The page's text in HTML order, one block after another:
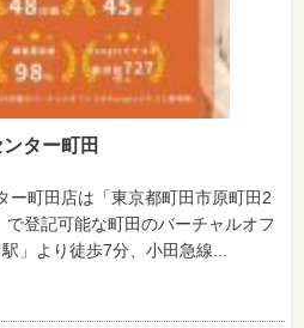
ター町田
ー町田店は「東京都町田市原町田2
登記可能な町田のバーチャルオフ
」より徒歩7分、小田急線...